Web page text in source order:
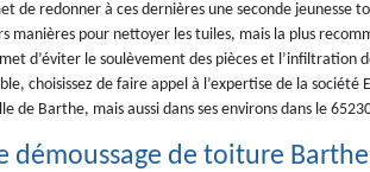
de redonner à ces dernières une seconde jeunesse
manières pour nettoyer les tuiles, mais la plus
d’éviter le soulèvement des pièces et l’infiltration
choisissez de faire appel à l’expertise de la société
de Barthe, mais aussi dans ses environs dans le
de toiture Barthe